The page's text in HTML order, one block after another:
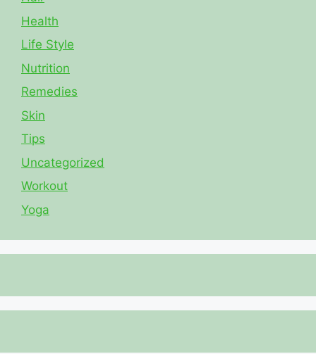
Health
Life Style
Nutrition
Remedies
Skin
Tips
Uncategorized
Workout
Yoga